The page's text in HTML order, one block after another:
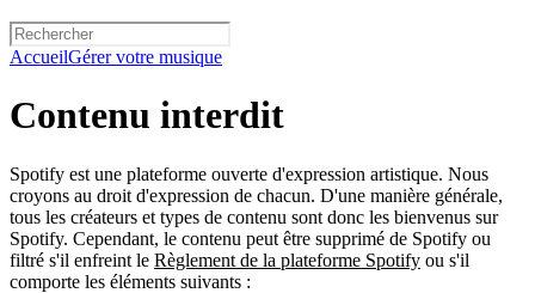
AccueilGérer votre musique
Contenu interdit
Spotify est une plateforme ouverte d'expression artistique. Nous
croyons au droit d'expression de chacun. D'une manière générale,
tous les créateurs et types de contenu sont donc les bienvenus sur
Spotify. Cependant, le contenu peut être supprimé de Spotify ou
filtré s'il enfreint le Règlement de la plateforme Spotify ou s'il
comporte les éléments suivants :